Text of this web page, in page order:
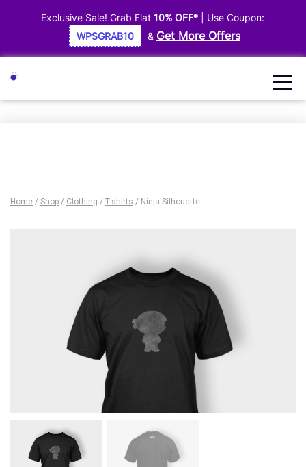
Exclusive Sale! Grab Flat10% OFF*
| Use Coupon:
WPSGRAB10
& Get More Offers
Home / Shop / Clothing / T-shirts / Ninja Silhouette